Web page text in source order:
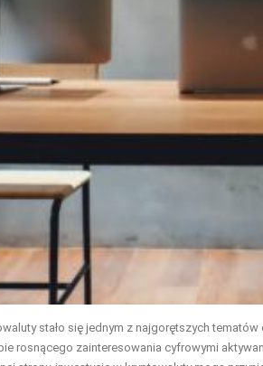
stało się jednym z najgorętszych
rosnącego zainteresowania cyfrowymi